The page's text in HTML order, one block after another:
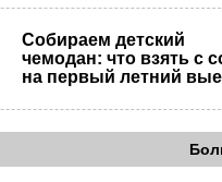
Собираем детский
чемодан: что взять с
на первый летний